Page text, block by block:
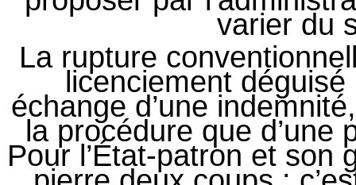
varier du
La rupture
licenciement
échange d’une
la procédure que
Pour l’État-patron et son